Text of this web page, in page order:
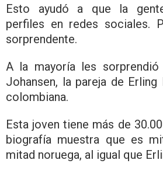
Esto ayudó a que la
perfiles en redes sociales.
sorprendente.
A la mayoría les
Johansen, la pareja de Erling
colombiana.
Esta joven tiene más de
biografía muestra que es
mitad noruega, al igual que